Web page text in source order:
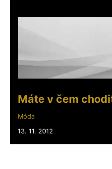
Máte v čem
Móda
13. 11. 2012